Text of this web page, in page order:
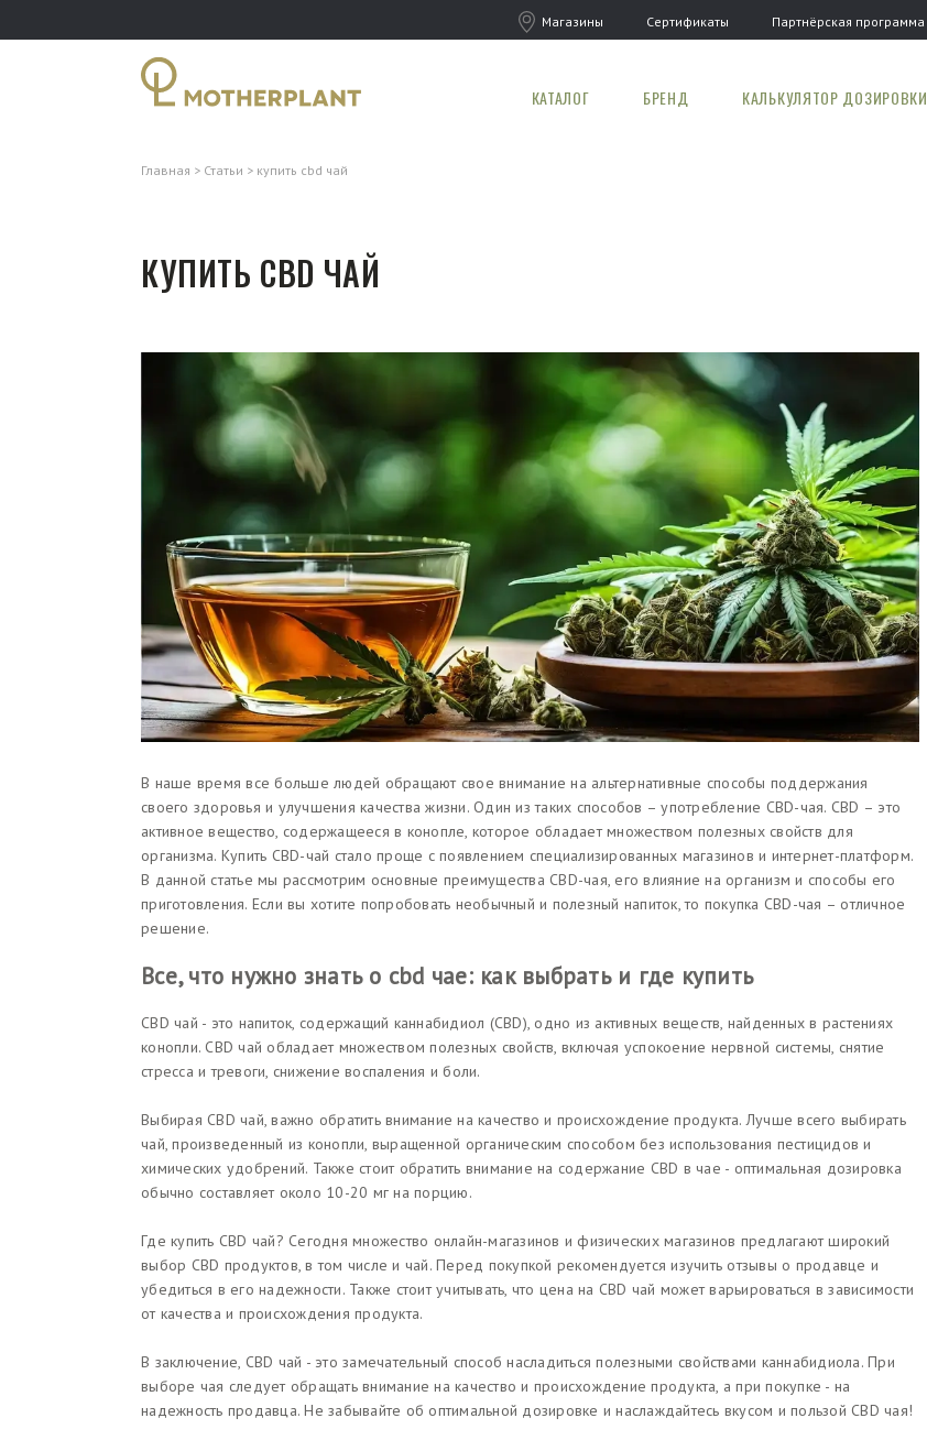
Магазины Сертификаты Партнёрская программа
КАТАЛОГ БРЕНД КАЛЬКУЛЯТОР ДОЗИРОВКИ
Главная Статьи купить cbd чай
КУПИТЬ CBD ЧАЙ
В наше время все больше людей обращают свое внимание на альтернативные способы поддержания
своего здоровья и улучшения качества жизни. Один из таких способов – употребление CBD-чая. CBD – это
активное вещество, содержащееся в конопле, которое обладает множеством полезных свойств для
организма. Купить CBD-чай стало проще с появлением специализированных магазинов и интернет-платформ.
В данной статье мы рассмотрим основные преимущества CBD-чая, его влияние на организм и способы его
приготовления. Если вы хотите попробовать необычный и полезный напиток, то покупка CBD-чая – отличное
решение.
Все, что нужно знать о cbd чае: как выбрать и где купить
CBD чай - это напиток, содержащий каннабидиол (CBD), одно из активных веществ, найденных в растениях
конопли. CBD чай обладает множеством полезных свойств, включая успокоение нервной системы, снятие
стресса и тревоги, снижение воспаления и боли.
Выбирая CBD чай, важно обратить внимание на качество и происхождение продукта. Лучше всего выбирать
чай, произведенный из конопли, выращенной органическим способом без использования пестицидов и
химических удобрений. Также стоит обратить внимание на содержание CBD в чае - оптимальная дозировка
обычно составляет около 10-20 мг на порцию.
Где купить CBD чай? Сегодня множество онлайн-магазинов и физических магазинов предлагают широкий
выбор CBD продуктов, в том числе и чай. Перед покупкой рекомендуется изучить отзывы о продавце и
убедиться в его надежности. Также стоит учитывать, что цена на CBD чай может варьироваться в зависимости
от качества и происхождения продукта.
В заключение, CBD чай - это замечательный способ насладиться полезными свойствами каннабидиола. При
выборе чая следует обращать внимание на качество и происхождение продукта, а при покупке - на
надежность продавца. Не забывайте об оптимальной дозировке и наслаждайтесь вкусом и пользой CBD чая!